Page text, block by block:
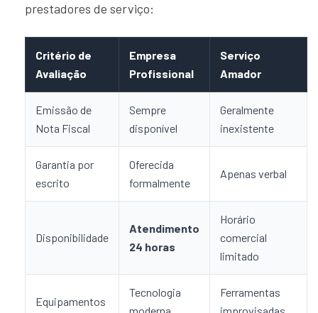
prestadores de serviço:
Critério de
Avaliação
Empresa
Profissional
Serviço
Amador
Emissão de
Nota Fiscal
Sempre
disponível
Geralmente
inexistente
Garantia por
escrito
Oferecida
formalmente
Apenas verbal
Disponibilidade
Atendimento
24 horas
Horário
comercial
limitado
Equipamentos
Tecnologia
Ferramentas